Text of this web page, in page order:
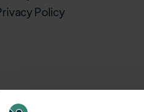
Policy